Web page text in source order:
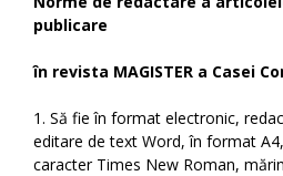
publicare
în revista MAGISTER a Casei
1. Să fie în format electronic,
editare de text Word, în format
caracter Times New Roman,